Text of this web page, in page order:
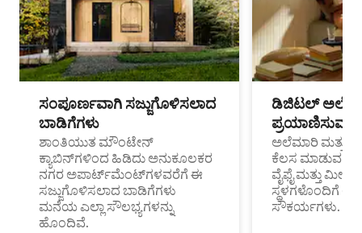
ಸಂಪೂರ್ಣವಾಗಿ ಸಜ್ಜುಗೊಳಿಸಲಾದ
ಬಾಡಿಗೆಗಳು
ಶಾಂತಿಯುತ ಮೌಂಟೇನ್
ಕ್ಯಾಬಿನ್‌ಗಳಿಂದ ಹಿಡಿದು ಅನುಕೂಲಕರ
ನಗರ ಅಪಾರ್ಟ್‌ಮೆಂಟ್‌ಗಳವರೆಗೆ ಈ
ಸಜ್ಜುಗೊಳಿಸಲಾದ ಬಾಡಿಗೆಗಳು
ಮನೆಯ ಎಲ್ಲಾ ಸೌಲಭ್ಯಗಳನ್ನು
ಹೊಂದಿವೆ.
ಡಿಜಿಟಲ್
ಪ್ರಯಾಣಿಸುವ
ಅಲೆಮಾರಿ ಮತ್ತು
ಕೆಲಸ ಮಾಡುವ
ವೈಫೈ ಮತ್ತು
ಸ್ಥಳಗಳೊಂದಿಗೆ
ಸೌಕರ್ಯಗಳು.